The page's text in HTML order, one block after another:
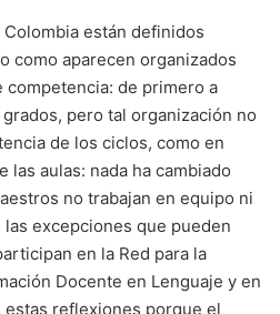
están definidos
como aparecen organizados
competencia: de primero a
pero tal organización no
de los ciclos, como en
las aulas: nada ha cambiado
no trabajan en equipo ni
excepciones que pueden
en la Red para la
Docente en Lenguaje y en
reflexiones porque el